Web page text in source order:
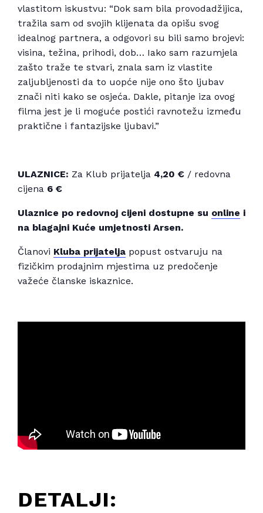
vlastitom iskustvu: “Dok sam bila provodadžijica,
tražila sam od svojih klijenata da opišu svog
idealnog partnera, a odgovori su bili samo brojevi:
visina, težina, prihodi, dob… Iako sam razumjela
zašto traže te stvari, znala sam iz vlastite
zaljubljenosti da to uopće nije ono što ljubav
znači niti kako se osjeća. Dakle, pitanje iza ovog
filma jest je li moguće postići ravnotežu između
praktične i fantazijske ljubavi.”
ULAZNICE: Za Klub prijatelja 4,20 € / redovna
cijena 6 €
Ulaznice po redovnoj cijeni dostupne su online i
na blagajni Kuće umjetnosti Arsen.
Članovi Kluba prijatelja popust ostvaruju na
fizičkim prodajnim mjestima uz predočenje
važeće članske iskaznice.
DETALJI: